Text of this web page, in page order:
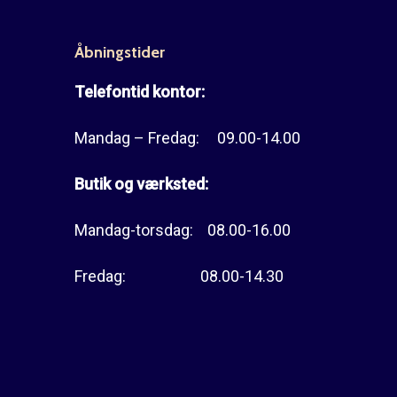
Åbningstider
Telefontid kontor:
Mandag – Fredag: 09.00-14.00
Butik og værksted:
Mandag-torsdag: 08.00-16.00
Fredag: 08.00-14.30